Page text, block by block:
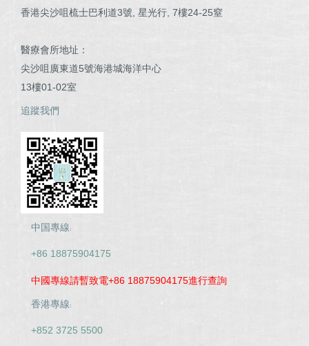
香港尖沙咀梳士巴利道3號, 星光行, 7樓24-25窒
醫療會所地址：
尖沙咀廣東道5號海港城海洋中心
13樓01-02室
追蹤我們
中国專線:
+86 18875904175
中國專線請暫致電+86 18875904175進行查詢
香港專線:
+852 3725 5500